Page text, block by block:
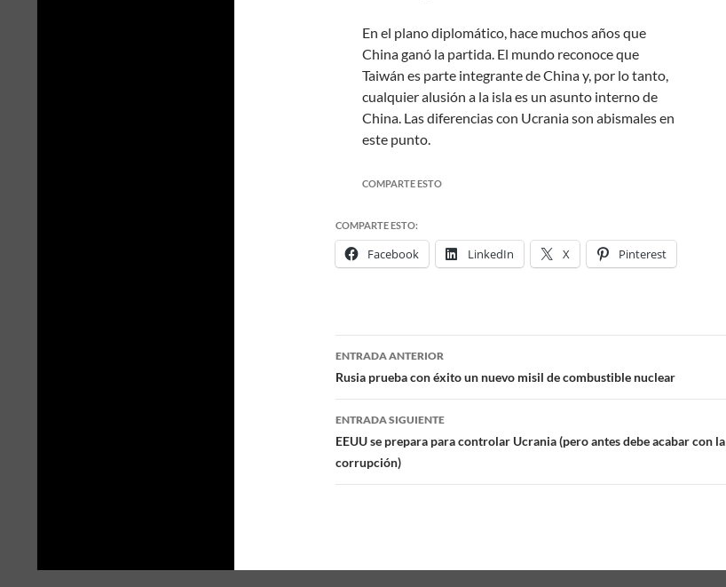
En el plano diplomático, hace muchos años que
China ganó la partida. El mundo reconoce que
Taiwán es parte integrante de China y, por lo tanto,
cualquier alusión a la isla es un asunto interno de
China. Las diferencias con Ucrania son abismales en
este punto.
COMPARTE ESTO
COMPARTE ESTO:
Facebook LinkedIn X Pinterest
Navegación
de
entradas
ENTRADA ANTERIOR
Rusia prueba con éxito un nuevo misil de combustible nuclear
ENTRADA SIGUIENTE
EEUU se prepara para controlar Ucrania (pero antes debe acabar con la
corrupción)